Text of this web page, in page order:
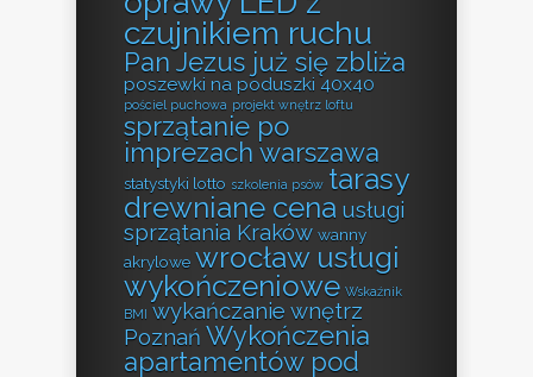
czujnikiem ruchu
Pan Jezus już się zbliża
poszewki na poduszki 40x40
pościel puchowa projekt wnętrz loftu
sprzątanie po
imprezach warszawa
statystyki lotto szkolenia psów tarasy
drewniane cena usługi
sprzątania Kraków wanny
akrylowe wrocław usługi
wykończeniowe Wskaźnik
BMI wykańczanie wnętrz
Poznań Wykończenia
apartamentów pod